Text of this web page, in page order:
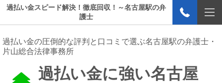
過払い金スピード解決！徹底回収！～名古屋駅の弁
護士
過払い金の圧倒的な評判と口コミで選ぶ名古屋駅の弁護士・
片山総合法律事務所
過払い金に強い名古屋